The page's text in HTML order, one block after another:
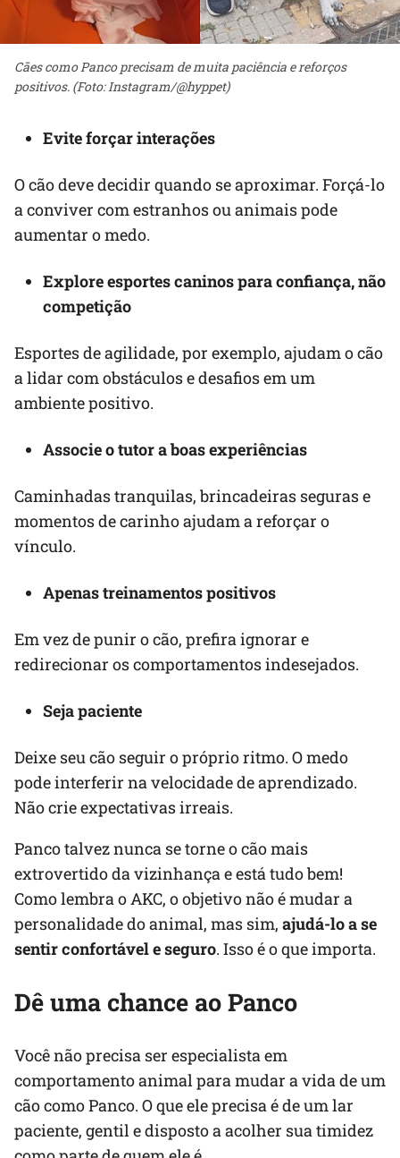
Cães como Panco precisam de muita paciência e reforços
positivos. (Foto: Instagram/@hyppet)
Evite forçar interações
O cão deve decidir quando se aproximar. Forçá-lo
a conviver com estranhos ou animais pode
aumentar o medo.
Explore esportes caninos para confiança, não
competição
Esportes de agilidade, por exemplo, ajudam o cão
a lidar com obstáculos e desafios em um
ambiente positivo.
Associe o tutor a boas experiências
Caminhadas tranquilas, brincadeiras seguras e
momentos de carinho ajudam a reforçar o
vínculo.
Apenas treinamentos positivos
Em vez de punir o cão, prefira ignorar e
redirecionar os comportamentos indesejados.
Seja paciente
Deixe seu cão seguir o próprio ritmo. O medo
pode interferir na velocidade de aprendizado.
Não crie expectativas irreais.
Panco talvez nunca se torne o cão mais
extrovertido da vizinhança e está tudo bem!
Como lembra o AKC, o objetivo não é mudar a
personalidade do animal, mas sim, ajudá-lo a se
sentir confortável e seguro. Isso é o que importa.
Dê uma chance ao Panco
Você não precisa ser especialista em
comportamento animal para mudar a vida de um
cão como Panco. O que ele precisa é de um lar
paciente, gentil e disposto a acolher sua timidez